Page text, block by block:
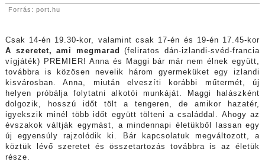
Forrás: port.hu
Csak 14-én 19.30-kor, valamint csak 17-én és 19-én 17.45-kor
A szeretet, ami megmarad(feliratos dán-izlandi-svéd-francia
vígjáték) PREMIER! Anna és Maggi bár már nem élnek együtt,
továbbra is közösen nevelik három gyermeküket egy izlandi
kisvárosban. Anna, miután elveszíti korábbi műtermét, új
helyen próbálja folytatni alkotói munkáját. Maggi halászként
dolgozik, hosszú időt tölt a tengeren, de amikor hazatér,
igyekszik minél több időt együtt tölteni a családdal. Ahogy az
évszakok váltják egymást, a mindennapi életükből lassan egy
új egyensúly rajzolódik ki. Bár kapcsolatuk megváltozott, a
köztük lévő szeretet és összetartozás továbbra is az életük
része.